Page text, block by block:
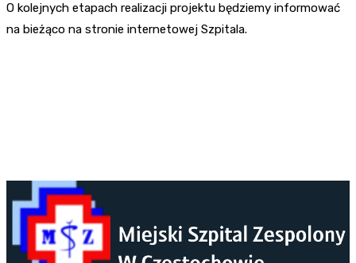
O kolejnych etapach realizacji projektu będziemy informować
na bieżąco na stronie internetowej Szpitala.